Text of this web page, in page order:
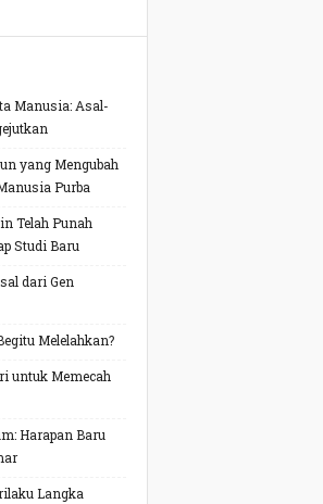
Manusia: Asal-
yang Mengubah
Purba
Telah Punah
Studi Baru
dari Gen
Melelahkan?
untuk Memecah
Harapan Baru
Langka